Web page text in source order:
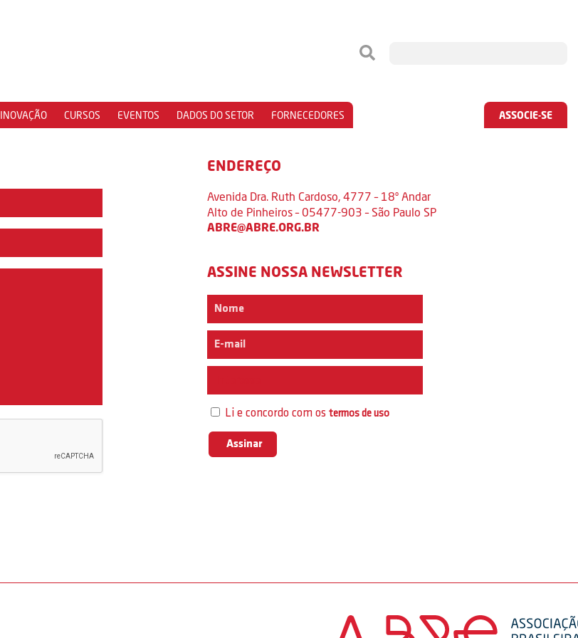
INOVAÇÃO CURSOS EVENTOS DADOS DO SETOR FORNECEDORES ASSOCIE-SE
ENDEREÇO
Avenida Dra. Ruth Cardoso, 4777 – 18º Andar
Alto de Pinheiros – 05477-903 – São Paulo SP
ABRE@ABRE.ORG.BR
ASSINE NOSSA NEWSLETTER
Li e concordo com ostermos de uso